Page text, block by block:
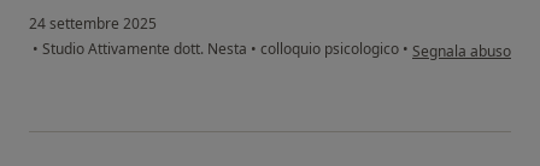
24 settembre 2025
• Studio Attivamente dott. Nesta • colloquio psicologico • secondo
Segnala abuso